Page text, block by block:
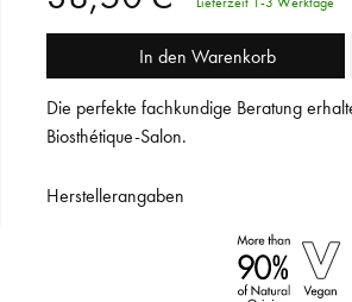
In den Warenkorb
Die perfekte fachkundige Beratung
Biosthétique-Salon.
Herstellerangaben